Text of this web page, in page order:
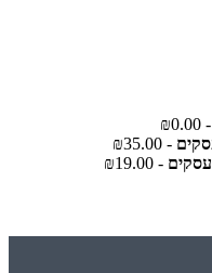
- ₪0.00
- ₪35.00
- ₪19.00